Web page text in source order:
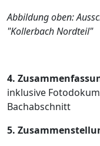
Abbildung oben:
"Kollerbach Nordteil"
4.
inklusive
Bachabschnitt
5.